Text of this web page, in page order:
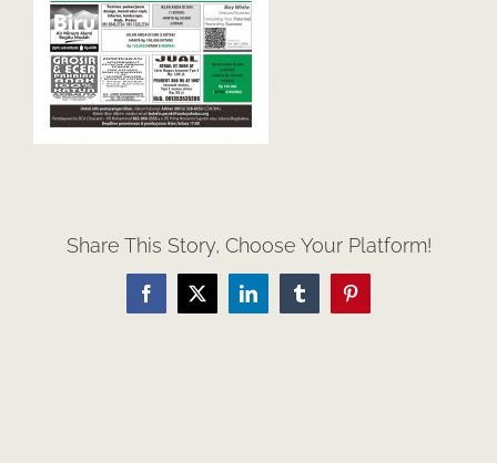
Share This Story, Choose Your Platform!
Facebook
X LinkedInTumblrPinterest